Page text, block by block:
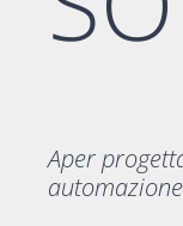
Aper